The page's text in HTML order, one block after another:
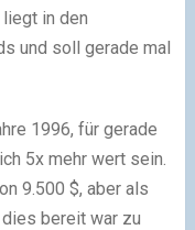
in den
und soll gerade mal
1996, für gerade
5x mehr wert sein.
9.500 $, aber als
bereit war zu